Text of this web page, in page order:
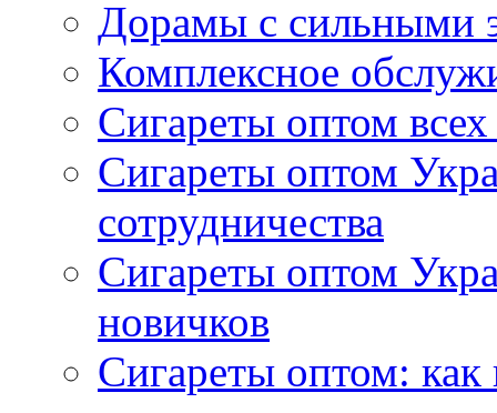
Дорамы с сильными
Комплексное
Сигареты оптом
Сигареты оптом
сотрудничества
Сигареты оптом
новичков
Сигареты оптом: